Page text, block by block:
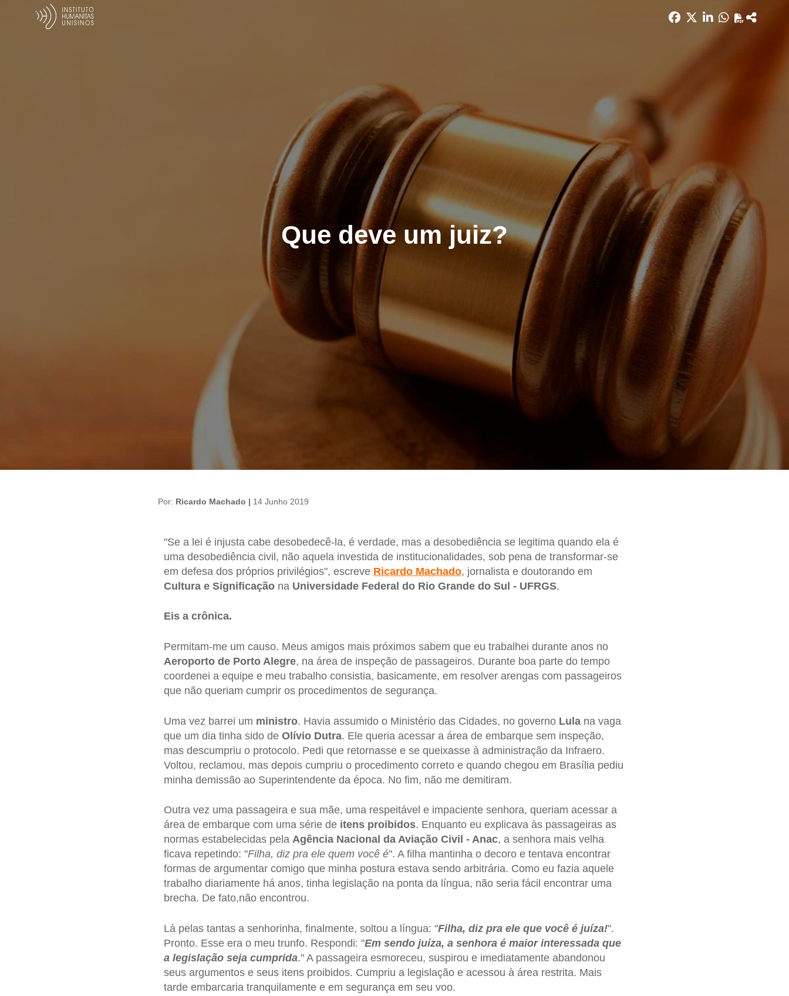
Que deve um juiz?
Por: Ricardo Machado | 14 Junho 2019
"Se a lei é injusta cabe desobedecê-la, é verdade, mas a desobediência se legitima quando ela é
uma desobediência civil, não aquela investida de institucionalidades, sob pena de transformar-se
em defesa dos próprios privilégios", escreve Ricardo Machado, jornalista e doutorando em
Cultura e Significaçãona Universidade Federal do Rio Grande do Sul - UFRGS.
Eis a crônica.
Permitam-me um causo. Meus amigos mais próximos sabem que eu trabalhei durante anos no
Aeroporto de Porto Alegre, na área de inspeção de passageiros. Durante boa parte do tempo
coordenei a equipe e meu trabalho consistia, basicamente, em resolver arengas com passageiros
que não queriam cumprir os procedimentos de segurança.
Uma vez barrei um ministro. Havia assumido o Ministério das Cidades, no governo Lulana vaga
que um dia tinha sido de Olívio Dutra. Ele queria acessar a área de embarque sem inspeção,
mas descumpriu o protocolo. Pedi que retornasse e se queixasse à administração da Infraero.
Voltou, reclamou, mas depois cumpriu o procedimento correto e quando chegou em Brasília pediu
minha demissão ao Superintendente da época. No fim, não me demitiram.
Outra vez uma passageira e sua mãe, uma respeitável e impaciente senhora, queriam acessar a
área de embarque com uma série deitens proibidos. Enquanto eu explicava às passageiras as
normas estabelecidas pela Agência Nacional da Aviação Civil - Anac, a senhora mais velha
ficava repetindo: "Filha, diz pra ele quem você é". A filha mantinha o decoro e tentava encontrar
formas de argumentar comigo que minha postura estava sendo arbitrária. Como eu fazia aquele
trabalho diariamente há anos, tinha legislação na ponta da língua, não seria fácil encontrar uma
brecha. De fato,não encontrou.
Lá pelas tantas a senhorinha, finalmente, soltou a língua: "Filha, diz pra ele que você é juíza!".
Pronto. Esse era o meu trunfo. Respondi: "Em sendo juíza, a senhora é maior interessada que
a legislação seja cumprida." A passageira esmoreceu, suspirou e imediatamente abandonou
seus argumentos e seus itens proibidos. Cumpriu a legislação e acessou à área restrita. Mais
tarde embarcaria tranquilamente e em segurança em seu voo.